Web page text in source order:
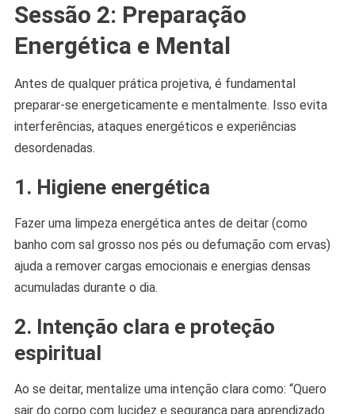
Sessão 2: Preparação
Energética e Mental
Antes de qualquer prática projetiva, é fundamental
preparar-se energeticamente e mentalmente. Isso evita
interferências, ataques energéticos e experiências
desordenadas.
1. Higiene energética
Fazer uma limpeza energética antes de deitar (como
banho com sal grosso nos pés ou defumação com ervas)
ajuda a remover cargas emocionais e energias densas
acumuladas durante o dia.
2. Intenção clara e proteção
espiritual
Ao se deitar, mentalize uma intenção clara como: “Quero
sair do corpo com lucidez e segurança para aprendizado